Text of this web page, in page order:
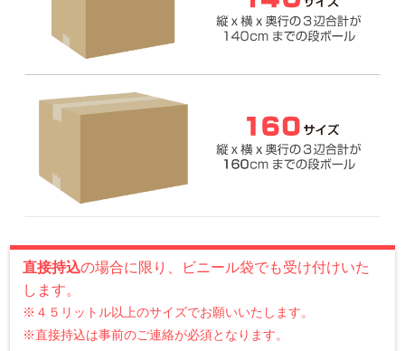
直接持込の場合に限り、ビニール袋でも受け付けいた
します。
※４５リットル以上のサイズでお願いいたします。
※直接持込は事前のご連絡が必須となります。